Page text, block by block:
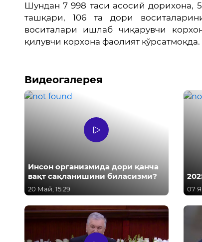
Шундан 7 998 таси асосий дорихона,
ташқари, 106 та дори
воситалари ишлаб чиқарувчи
қилувчи корхона фаолият кўрсатмоқда.
Видеогалерея
Инсон организмида дори қанча
вақт сақланишини биласизми?
20 Май, 15:29 07